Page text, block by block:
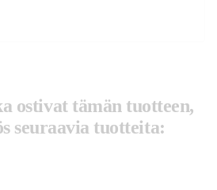
ostivat tämän tuotteen,
seuraavia tuotteita: